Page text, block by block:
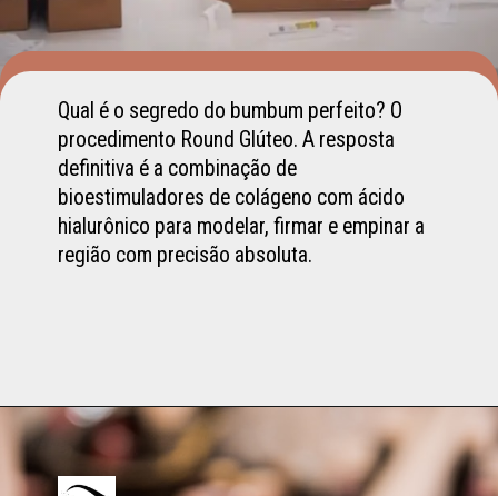
Qual é o segredo do bumbum perfeito? O
procedimento Round Glúteo. A resposta
definitiva é a combinação de
bioestimuladores de colágeno com ácido
hialurônico para modelar, firmar e empinar a
região com precisão absoluta.